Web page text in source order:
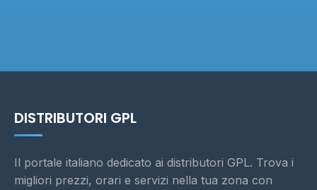
DISTRIBUTORI GPL
Il portale italiano dedicato ai distributori GPL. Trova i
migliori prezzi, orari e servizi nella tua zona con